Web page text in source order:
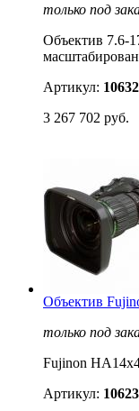
только под
Объектив 7.6-
Артикул: 10632
3 267 702 руб.
Объектив
только под
Fujinon
Артикул: 10623